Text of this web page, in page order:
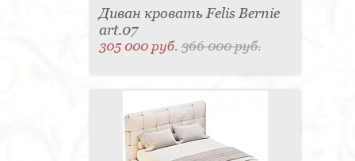
Диван кровать Felis Bernie
art.07
305 000 руб.366 000 руб.